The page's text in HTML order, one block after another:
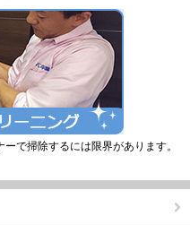
で掃除するには限界があります。